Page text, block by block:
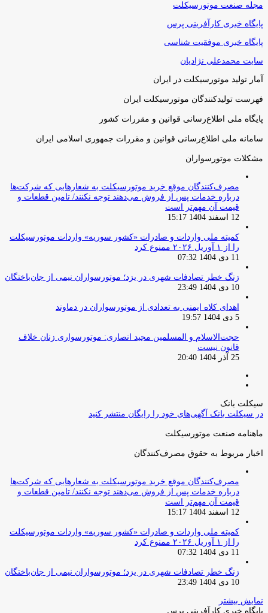
مجله صنعت موتورسیکلت
پایگاه خبری کارآفرینی پرس
پایگاه خبری موفقیت شناسی
سایت محمدعلی نژادیان
آمار تولید موتورسیکلت در ایران
فهرست تولیدکنندگان موتورسیکلت ایران
پایگاه ملی اطلاع‌رسانی قوانین و مقررات کشور
سامانه ملی اطلاع‌رسانی قوانین و مقررات جمهوری اسلامی ایران
مشکلات موتورسواران
مصرف‌کنندگان موقع خرید موتورسیکلت به شعارهایی که شرکت‌ها
درباره خدمات پس از فروش می‌دهند توجه نکنند/ تامین قطعات و
قیمت آن مهم‌تر است
12 اسفند 1404 15:17
کمیته ملی واردات و صادرات «کشور سوریه» واردات موتورسیکلت
را از ۱ آوریل ۲۰۲۶ ممنوع کرد
11 دی 1404 07:32
زنگ خطر تصادفات شهری در یزد؛ موتورسواران نیمی از جان‌باختگان
10 دی 1404 23:49
اهدای کلاه ایمنی به تعدادی از موتورسواران در دماوند
5 دی 1404 19:57
حجت‌الاسلام و المسلمین مجید انصاری: موتورسواری زنان خلاف
قانون نیست
25 آذر 1404 20:40
سیکلت بانک
در سیکلت بانک آگهی‌های خود را رایگان منتشر کنید
ماهنامه صنعت موتورسیکلت
اخبار مربوط به حقوق مصرف‌کنندگان
مصرف‌کنندگان موقع خرید موتورسیکلت به شعارهایی که شرکت‌ها
درباره خدمات پس از فروش می‌دهند توجه نکنند/ تامین قطعات و
قیمت آن مهم‌تر است
12 اسفند 1404 15:17
کمیته ملی واردات و صادرات «کشور سوریه» واردات موتورسیکلت
را از ۱ آوریل ۲۰۲۶ ممنوع کرد
11 دی 1404 07:32
زنگ خطر تصادفات شهری در یزد؛ موتورسواران نیمی از جان‌باختگان
10 دی 1404 23:49
نمایش بیشتر
پایگاه خبری کارآفرینی پرس